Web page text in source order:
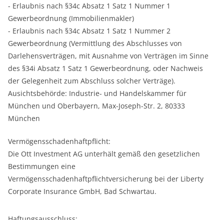
- Erlaubnis nach §34c Absatz 1 Satz 1 Nummer 1
Gewerbeordnung (Immobilienmakler)
- Erlaubnis nach §34c Absatz 1 Satz 1 Nummer 2
Gewerbeordnung (Vermittlung des Abschlusses von
Darlehensverträgen, mit Ausnahme von Verträgen im Sinne
des §34i Absatz 1 Satz 1 Gewerbeordnung, oder Nachweis
der Gelegenheit zum Abschluss solcher Verträge).
Ausichtsbehörde: Industrie- und Handelskammer für
München und Oberbayern, Max-Joseph-Str. 2, 80333
München
Vermögensschadenhaftpflicht:
Die Ott Investment AG unterhält gemäß den gesetzlichen
Bestimmungen eine
Vermögensschadenhaftpflichtversicherung bei der Liberty
Corporate Insurance GmbH, Bad Schwartau.